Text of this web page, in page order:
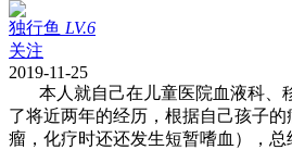
独行鱼 LV.6
关注
2019-11-25
本人就自己在儿童医院血液科、
了将近两年的经历，根据自己孩子
瘤，化疗时还还发生短暂嗜血），